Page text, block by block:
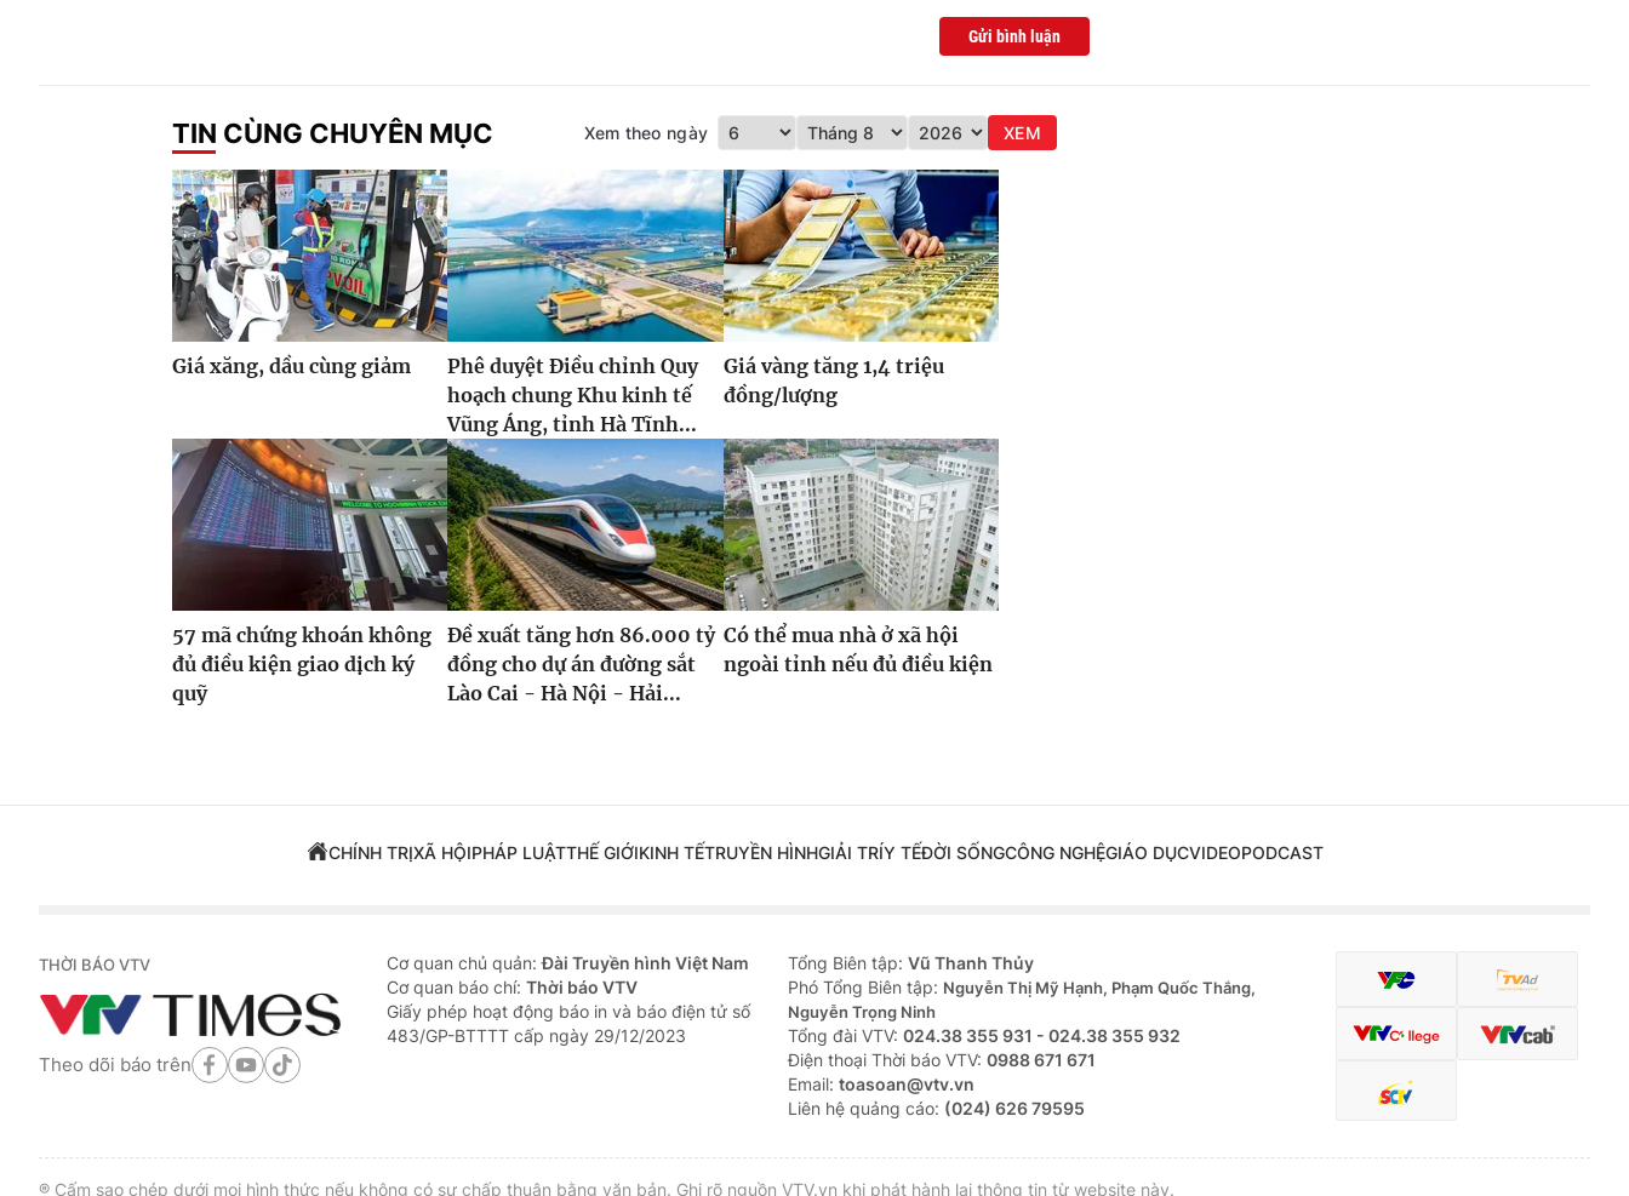
Gửi bình luận
TIN CÙNG CHUYÊN MỤC Xem theo ngày XEM
Giá xăng, dầu cùng giảm
Phê duyệt Điều chỉnh Quy
hoạch chung Khu kinh tế
Vũng Áng, tỉnh Hà Tĩnh...
Giá vàng tăng 1,4 triệu
đồng/lượng
57 mã chứng khoán không
đủ điều kiện giao dịch ký
quỹ
Đề xuất tăng hơn 86.000 tỷ
đồng cho dự án đường sắt
Lào Cai - Hà Nội - Hải...
Có thể mua nhà ở xã hội
ngoài tỉnh nếu đủ điều kiện
CHÍNH TRỊXÃ HỘIPHÁP LUẬTTHẾ GIỚIKINH TẾTRUYỀN HÌNHGIẢI TRÍY TẾĐỜI SỐNGCÔNG NGHỆGIÁO DỤCVIDEOPODCAST
THỜI BÁO VTV
Theo dõi báo trên
Cơ quan chủ quản:Đài Truyền hình Việt Nam
Cơ quan báo chí: Thời báo VTV
Giấy phép hoạt động báo in và báo điện tử số
483/GP-BTTTT cấp ngày 29/12/2023
Tổng Biên tập: Vũ Thanh Thủy
Phó Tổng Biên tập: Nguyễn Thị Mỹ Hạnh, Phạm Quốc Thắng,
Nguyễn Trọng Ninh
Tổng đài VTV: 024.38 355 931 - 024.38 355 932
Ðiện thoại Thời báo VTV: 0988 671 671
Email: toasoan@vtv.vn
Liên hệ quảng cáo: (024) 626 79595
® Cấm sao chép dưới mọi hình thức nếu không có sự chấp thuận bằng văn bản. Ghi rõ nguồn VTV.vn khi phát hành lại thông tin từ website này.